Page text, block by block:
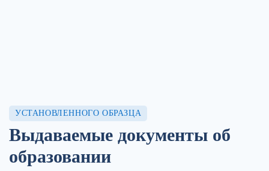
УСТАНОВЛЕННОГО ОБРАЗЦА
Выдаваемые документы об
образовании